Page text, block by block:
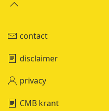
contact
disclaimer
privacy
CMB krant